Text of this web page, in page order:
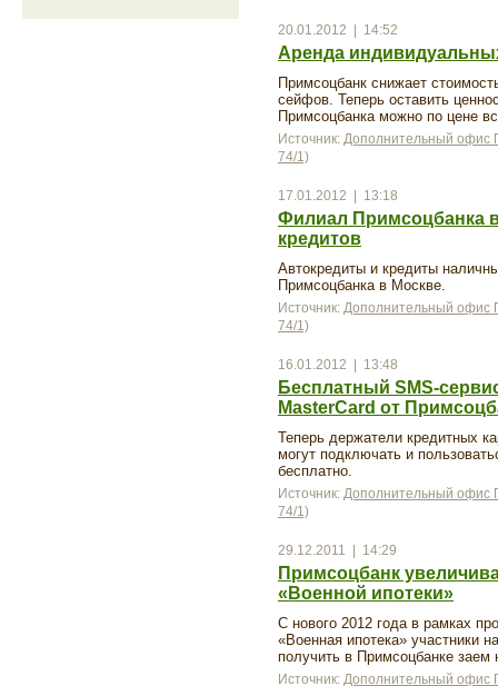
20.01.2012 | 14:52
Аренда
Примсоцбанк снижает
сейфов. Теперь оставить
Примсоцбанка можно по цене
Источник: Дополнительный офис
74/1)
17.01.2012 | 13:18
Филиал Примсоцбанка
кредитов
Автокредиты и кредиты
Примсоцбанка в Москве.
Источник: Дополнительный офис
74/1)
16.01.2012 | 13:48
Бесплатный SMS-
MasterCard от
Теперь держатели кредитных
могут подключать и
бесплатно.
Источник: Дополнительный офис
74/1)
29.12.2011 | 14:29
Примсоцбанк
«Военной ипотеки»
С нового 2012 года в рамках
«Военная ипотека» участники
получить в Примсоцбанке
Источник: Дополнительный офис